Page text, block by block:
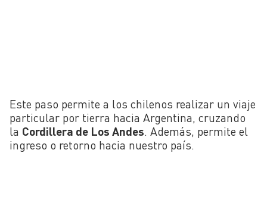
Este paso permite a los chilenos realizar un viaje
particular por tierra hacia Argentina, cruzando
la Cordillera de Los Andes. Además, permite el
ingreso o retorno hacia nuestro país.